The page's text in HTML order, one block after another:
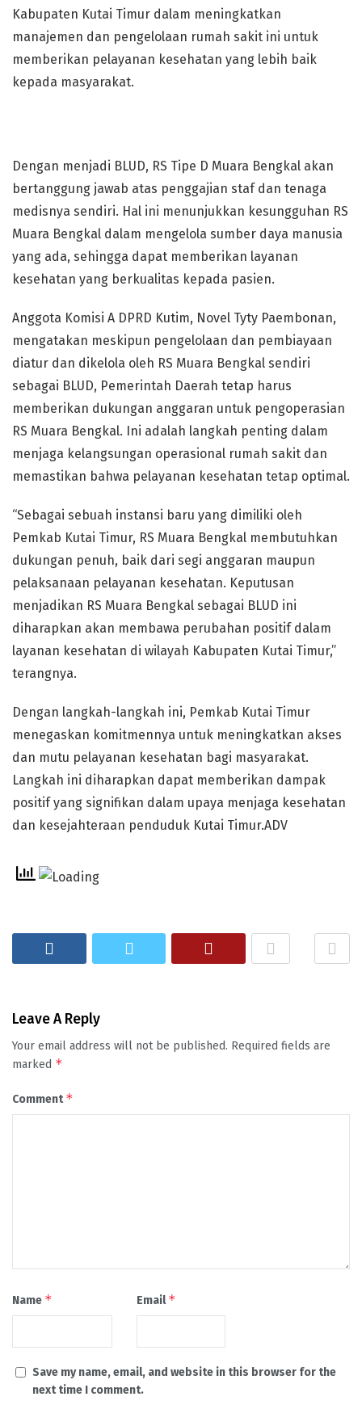
Kabupaten Kutai Timur dalam meningkatkan
manajemen dan pengelolaan rumah sakit ini untuk
memberikan pelayanan kesehatan yang lebih baik
kepada masyarakat.
Dengan menjadi BLUD, RS Tipe D Muara Bengkal akan
bertanggung jawab atas penggajian staf dan tenaga
medisnya sendiri. Hal ini menunjukkan kesungguhan RS
Muara Bengkal dalam mengelola sumber daya manusia
yang ada, sehingga dapat memberikan layanan
kesehatan yang berkualitas kepada pasien.
Anggota Komisi A DPRD Kutim, Novel Tyty Paembonan,
mengatakan meskipun pengelolaan dan pembiayaan
diatur dan dikelola oleh RS Muara Bengkal sendiri
sebagai BLUD, Pemerintah Daerah tetap harus
memberikan dukungan anggaran untuk pengoperasian
RS Muara Bengkal. Ini adalah langkah penting dalam
menjaga kelangsungan operasional rumah sakit dan
memastikan bahwa pelayanan kesehatan tetap optimal.
“Sebagai sebuah instansi baru yang dimiliki oleh
Pemkab Kutai Timur, RS Muara Bengkal membutuhkan
dukungan penuh, baik dari segi anggaran maupun
pelaksanaan pelayanan kesehatan. Keputusan
menjadikan RS Muara Bengkal sebagai BLUD ini
diharapkan akan membawa perubahan positif dalam
layanan kesehatan di wilayah Kabupaten Kutai Timur,”
terangnya.
Dengan langkah-langkah ini, Pemkab Kutai Timur
menegaskan komitmennya untuk meningkatkan akses
dan mutu pelayanan kesehatan bagi masyarakat.
Langkah ini diharapkan dapat memberikan dampak
positif yang signifikan dalam upaya menjaga kesehatan
dan kesejahteraan penduduk Kutai Timur.ADV
Leave A Reply
Your email address will not be published. Required fields are
marked *
Comment*
Name * Email*
Save my name, email, and website in this browser for the
next time I comment.